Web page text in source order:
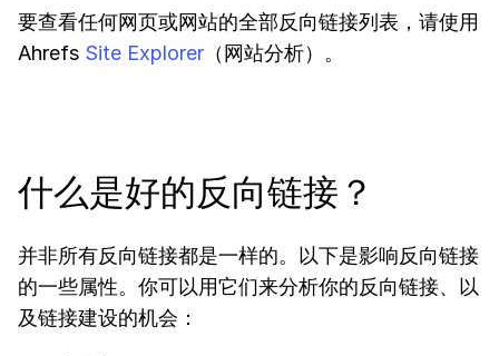
要查看任何网页或网站的全部反向链接列表，请使用
Ahrefs Site Explorer （网站分析）。
什么是好的反向链接？
并非所有反向链接都是一样的。以下是影响反向链接
的一些属性。你可以用它们来分析你的反向链接、以
及链接建设的机会：